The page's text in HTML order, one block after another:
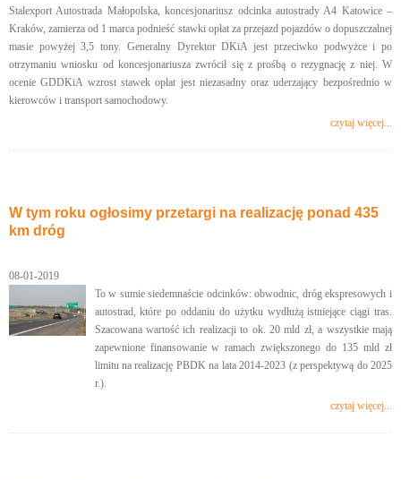
Stalexport Autostrada Małopolska, koncesjonariusz odcinka autostrady A4 Katowice –
Kraków, zamierza od 1 marca podnieść stawki opłat za przejazd pojazdów o dopuszczalnej
masie powyżej 3,5 tony. Generalny Dyrektor DKiA jest przeciwko podwyżce i po
otrzymaniu wniosku od koncesjonariusza zwrócił się z prośbą o rezygnację z niej. W
ocenie GDDKiA wzrost stawek opłat jest niezasadny oraz uderzający bezpośrednio w
kierowców i transport samochodowy.
czytaj więcej...
W tym roku ogłosimy przetargi na realizację ponad 435
km dróg
08-01-2019
To w sumie siedemnaście odcinków: obwodnic, dróg ekspresowych i
autostrad, które po oddaniu do użytku wydłużą istniejące ciągi tras.
Szacowana wartość ich realizacji to ok. 20 mld zł, a wszystkie mają
zapewnione finansowanie w ramach zwiększonego do 135 mld zł
limitu na realizację PBDK na lata 2014-2023 (z perspektywą do 2025
r.).
czytaj więcej...